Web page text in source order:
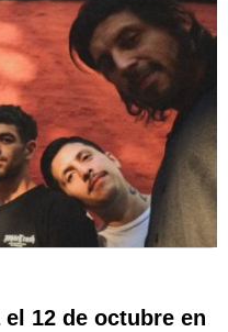
12 de octubre en